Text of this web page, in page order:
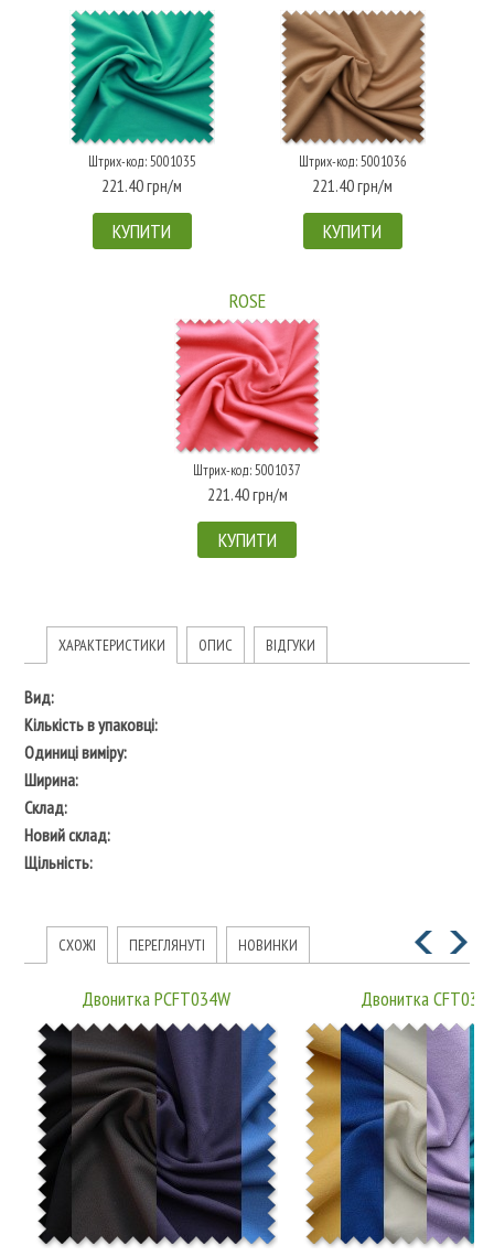
Штрих-код: 5001035
221.40 грн/м
КУПИТИ
Штрих-код: 5001036
221.40 грн/м
КУПИТИ
ROSE
Штрих-код: 5001037
221.40 грн/м
КУПИТИ
ХАРАКТЕРИСТИКИ ОПИС ВІДГУКИ
Вид:
Кількість в упаковці:
Одиниці виміру:
Ширина:
Склад:
Новий склад:
Щільність:
СХОЖІ ПЕРЕГЛЯНУТІ НОВИНКИ
Двонитка PCFT034W Двонитка CFT034